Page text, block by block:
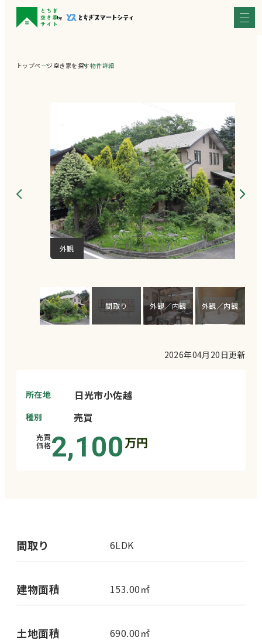
トップページ空き家を探す物件詳細
外観
間取り 外観／内観 外観／内観
2026年04月20日更新
所在地 日光市小佐越
種別 売買
売買
価格2,100万円
間取り 6LDK
建物面積 153.00㎡
土地面積 690.00㎡